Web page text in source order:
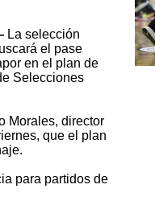
La selección
el pase
en el plan de
Selecciones
Morales, director
que el plan
para partidos de